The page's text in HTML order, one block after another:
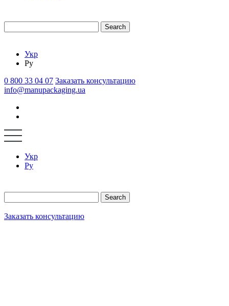
Search
Укр
Ру
0 800 33 04 07 Заказать консультацию
info@manupackaging.ua
Укр
Ру
Search
Заказать консультацию